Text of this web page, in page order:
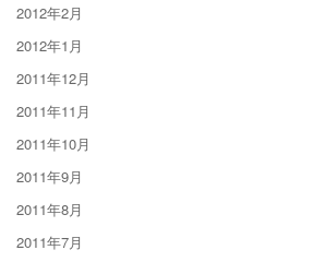
2012年2月
2012年1月
2011年12月
2011年11月
2011年10月
2011年9月
2011年8月
2011年7月